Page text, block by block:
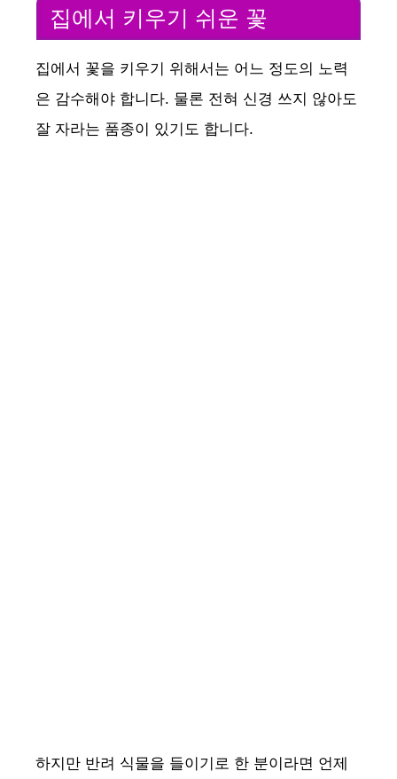
집에서 키우기 쉬운 꽃
집에서 꽃을 키우기 위해서는 어느 정도의 노력
은 감수해야 합니다. 물론 전혀 신경 쓰지 않아도
잘 자라는 품종이 있기도 합니다.
하지만 반려 식물을 들이기로 한 분이라면 언제